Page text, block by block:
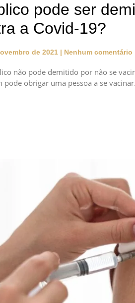
pode ser
a Covid-19?
de 2021 Nenhum comentário
não pode demitido por não se
obrigar uma pessoa a se vacinar.